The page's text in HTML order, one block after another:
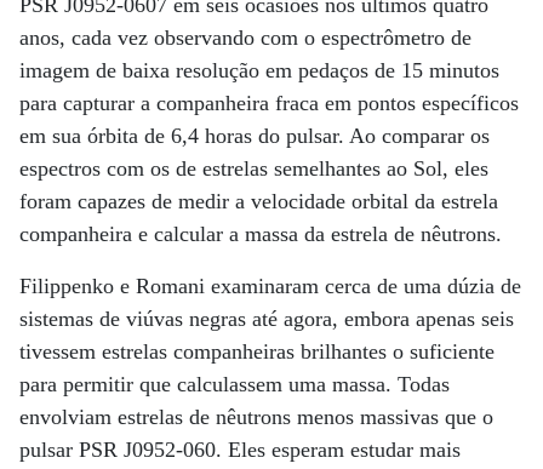
PSR J0952-0607 em seis ocasiões nos últimos quatro
anos, cada vez observando com o espectrômetro de
imagem de baixa resolução em pedaços de 15 minutos
para capturar a companheira fraca em pontos específicos
em sua órbita de 6,4 horas do pulsar. Ao comparar os
espectros com os de estrelas semelhantes ao Sol, eles
foram capazes de medir a velocidade orbital da estrela
companheira e calcular a massa da estrela de nêutrons.
Filippenko e Romani examinaram cerca de uma dúzia de
sistemas de viúvas negras até agora, embora apenas seis
tivessem estrelas companheiras brilhantes o suficiente
para permitir que calculassem uma massa. Todas
envolviam estrelas de nêutrons menos massivas que o
pulsar PSR J0952-060. Eles esperam estudar mais